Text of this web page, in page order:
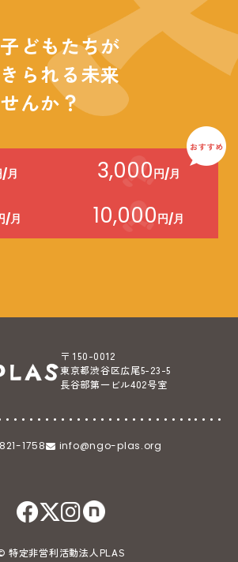
どもたちが
られる未来
んか？
/月 3,000円/月
/月 10,000円/月
〒 150-0012
東京都渋谷区広尾5-23-5
長谷部第一ビル402号室
1758 info@ngo-plas.org
特定非営利活動法人PLAS